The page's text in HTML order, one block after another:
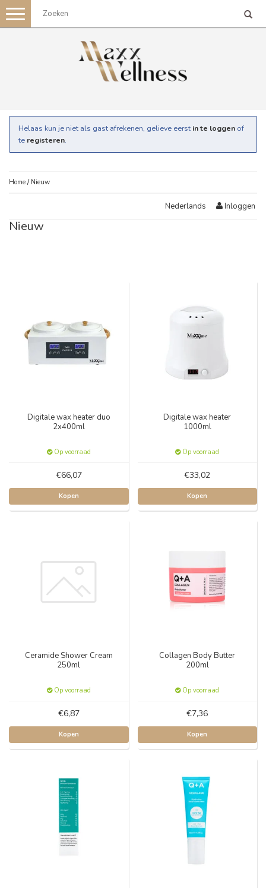
Toggle
navigation
Helaas kun je niet als gast afrekenen, gelieve eerst in te loggen of
te registeren.
Home / Nieuw
Nederlands Inloggen
Nieuw
Digitale wax heater duo
2x400ml
Op voorraad
€66,07
Kopen
Digitale wax heater
1000ml
Op voorraad
€33,02
Kopen
Ceramide Shower Cream
250ml
Op voorraad
€6,87
Kopen
Collagen Body Butter
200ml
Op voorraad
€7,36
Kopen